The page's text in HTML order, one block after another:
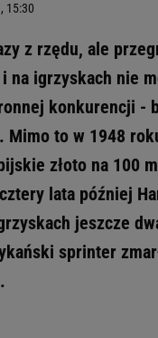
15:30
z rzędu, ale
na igrzyskach nie
konkurencji -
Mimo to w 1948
złoto na 100
lata później
jeszcze
sprinter